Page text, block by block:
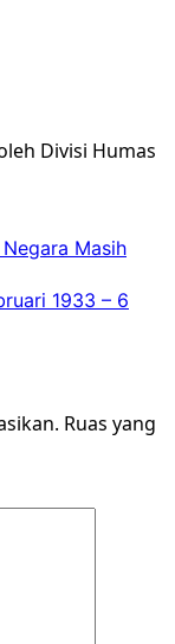
Divisi Humas
Masih
1933 – 6
Ruas yang